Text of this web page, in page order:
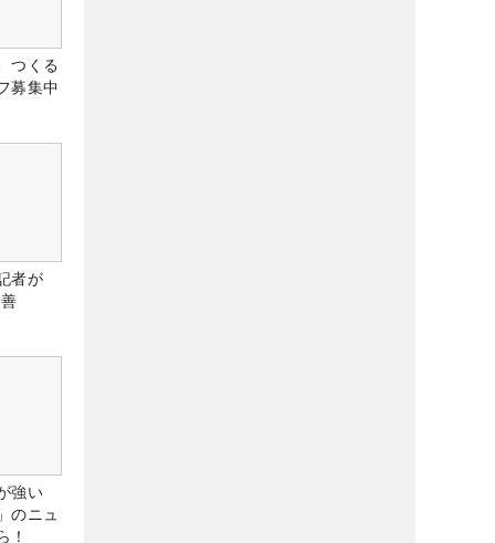
つくる
募集中
者が
強い
のニュ
！